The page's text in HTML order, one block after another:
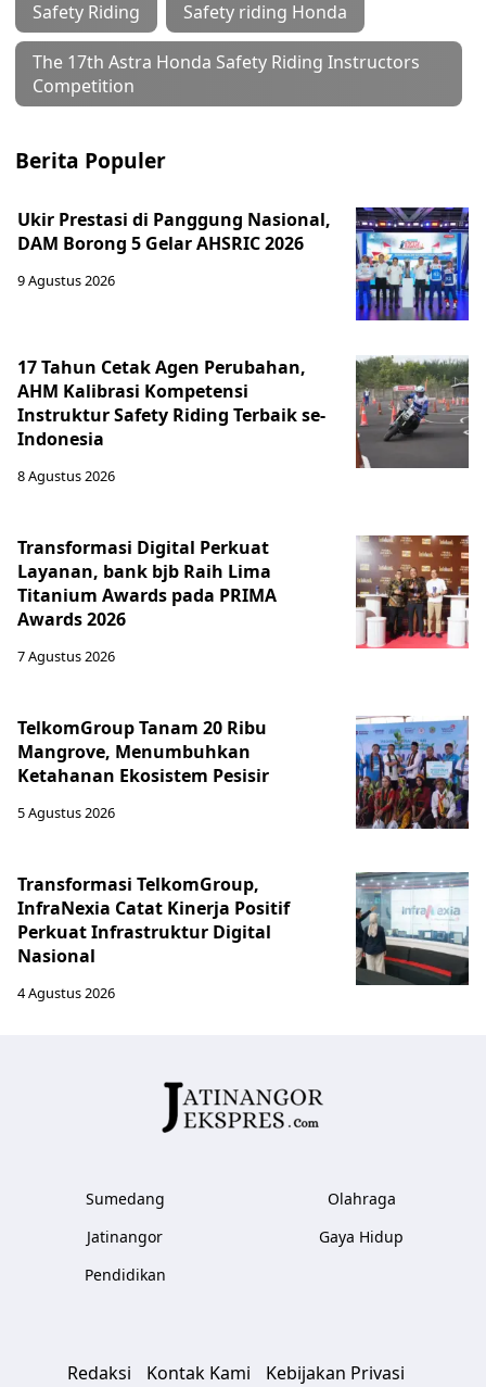
Safety Riding Safety riding Honda
The 17th Astra Honda Safety Riding Instructors
Competition
Berita Populer
Ukir Prestasi di Panggung Nasional,
DAM Borong 5 Gelar AHSRIC 2026
9 Agustus 2026
17 Tahun Cetak Agen Perubahan,
AHM Kalibrasi Kompetensi
Instruktur Safety Riding Terbaik se-
Indonesia
8 Agustus 2026
Transformasi Digital Perkuat
Layanan, bank bjb Raih Lima
Titanium Awards pada PRIMA
Awards 2026
7 Agustus 2026
TelkomGroup Tanam 20 Ribu
Mangrove, Menumbuhkan
Ketahanan Ekosistem Pesisir
5 Agustus 2026
Transformasi TelkomGroup,
InfraNexia Catat Kinerja Positif
Perkuat Infrastruktur Digital
Nasional
4 Agustus 2026
Sumedang
Jatinangor
Pendidikan
Olahraga
Gaya Hidup
Redaksi Kontak Kami Kebijakan Privasi